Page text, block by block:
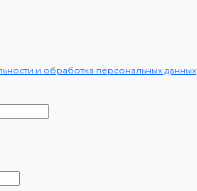
и обработка персональных данных